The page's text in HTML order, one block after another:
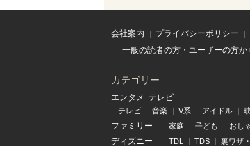
会社案内 プライバシーポリシー
一般の読者の方・ユーザーの方
カテゴリー
エンタメ･テレビ
テレビ 音楽 V系 アイドル
ファミリー 家庭 子ども おし
ディズニー TDL TDS 裏ワザ